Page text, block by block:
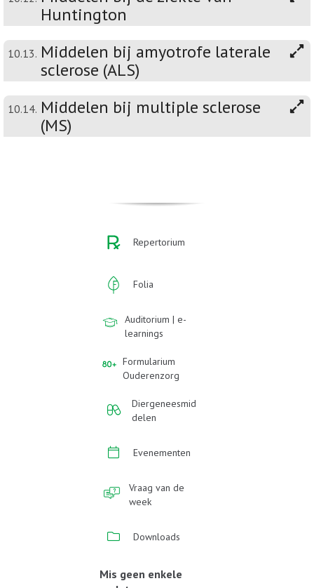
Huntington
10.13. Middelen bij amyotrofe laterale
sclerose (ALS)
10.14. Middelen bij multiple sclerose
(MS)
Repertorium
Folia
Auditorium | e-
learnings
Formularium
Ouderenzorg
Diergeneesmid
delen
Evenementen
Vraag van de
week
Downloads
Mis geen enkele